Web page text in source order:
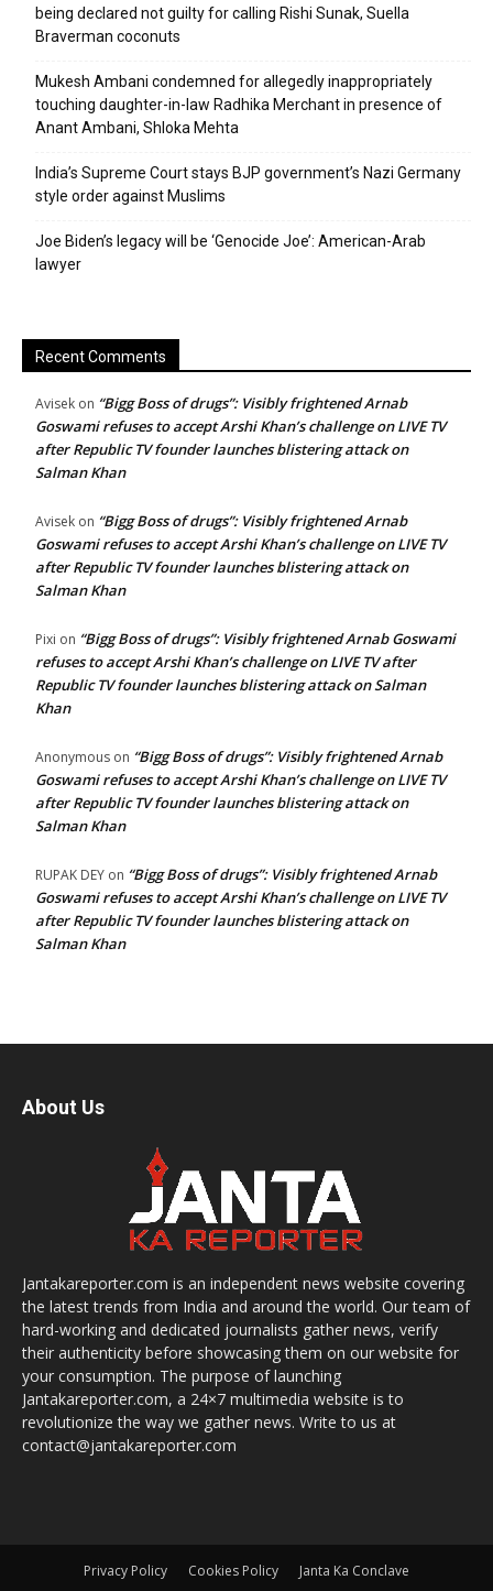
being declared not guilty for calling Rishi Sunak, Suella
Braverman coconuts
Mukesh Ambani condemned for allegedly inappropriately
touching daughter-in-law Radhika Merchant in presence of
Anant Ambani, Shloka Mehta
India’s Supreme Court stays BJP government’s Nazi Germany
style order against Muslims
Joe Biden’s legacy will be ‘Genocide Joe’: American-Arab
lawyer
Recent Comments
Avisek on “Bigg Boss of drugs”: Visibly frightened Arnab
Goswami refuses to accept Arshi Khan’s challenge on LIVE TV
after Republic TV founder launches blistering attack on
Salman Khan
Avisek on “Bigg Boss of drugs”: Visibly frightened Arnab
Goswami refuses to accept Arshi Khan’s challenge on LIVE TV
after Republic TV founder launches blistering attack on
Salman Khan
Pixi on “Bigg Boss of drugs”: Visibly frightened Arnab Goswami
refuses to accept Arshi Khan’s challenge on LIVE TV after
Republic TV founder launches blistering attack on Salman
Khan
Anonymous on “Bigg Boss of drugs”: Visibly frightened Arnab
Goswami refuses to accept Arshi Khan’s challenge on LIVE TV
after Republic TV founder launches blistering attack on
Salman Khan
RUPAK DEY on “Bigg Boss of drugs”: Visibly frightened Arnab
Goswami refuses to accept Arshi Khan’s challenge on LIVE TV
after Republic TV founder launches blistering attack on
Salman Khan
About Us
Jantakareporter.com is an independent news website covering
the latest trends from India and around the world. Our team of
hard-working and dedicated journalists gather news, verify
their authenticity before showcasing them on our website for
your consumption. The purpose of launching
Jantakareporter.com, a 24×7 multimedia website is to
revolutionize the way we gather news. Write to us at
contact@jantakareporter.com
Privacy Policy Cookies Policy Janta Ka Conclave